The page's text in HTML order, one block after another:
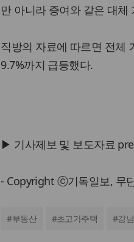
만 아니라 증여와 같은 대
직방의 자료에 따르면 전체
9.7%까지 급등했다.
▶ 기사제보 및 보도자료
- Copyright ⓒ기독일보, 무
#부동산 #초고가주택 #강남